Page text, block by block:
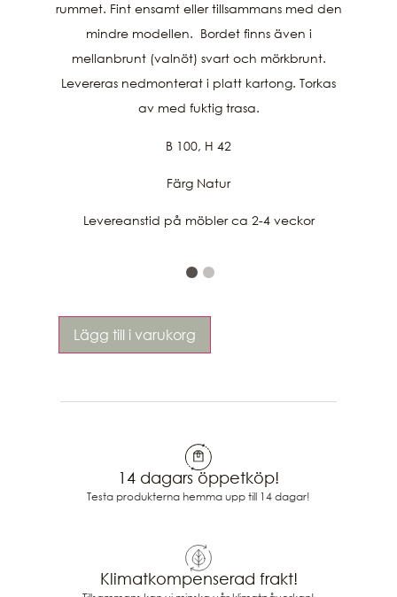
rummet. Fint ensamt eller tillsammans med den
mindre modellen. Bordet finns även i
mellanbrunt (valnöt) svart och mörkbrunt.
Levereras nedmonterat i platt kartong. Torkas
av med fuktig trasa.
B 100, H 42
Färg Natur
Levereanstid på möbler ca 2-4 veckor
Lägg till i varukorg
14 dagars öppetköp!
Testa produkterna hemma upp till 14 dagar!
Klimatkompenserad frakt!